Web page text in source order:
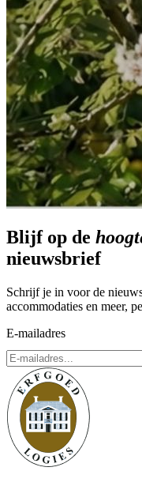
Blijf op de
nieuwsbrief
Schrijf je in voor de
accommodaties en meer,
E-mailadres